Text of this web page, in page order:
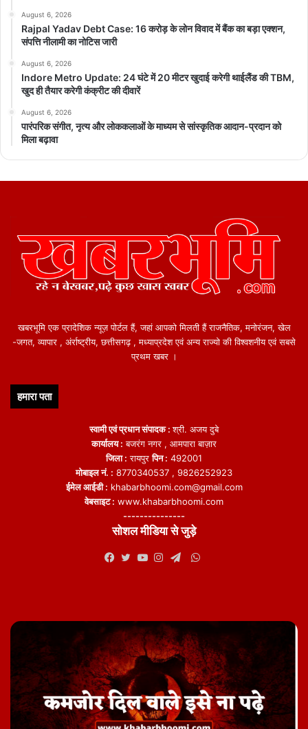
August 6, 2026
Rajpal Yadav Debt Case: 16 करोड़ के लोन विवाद में बैंक का बड़ा एक्शन,
संपत्ति नीलामी का नोटिस जारी
August 6, 2026
Indore Metro Update: 24 घंटे में 20 मीटर खुदाई करेगी थाईलैंड की TBM,
खुद ही तैयार करेगी कंक्रीट की दीवारें
August 6, 2026
पारंपरिक संगीत, नृत्य और लोककलाओं के माध्यम से सांस्कृतिक आदान-प्रदान को
मिला बढ़ावा
खबरभूमि एक प्रादेशिक न्यूज़ पोर्टल हैं, जहां आपको मिलती हैं राजनैतिक, मनोरंजन, खेल
-जगत, व्यापार , अंर्राष्ट्रीय, छत्तीसगढ़ , मध्याप्रदेश एवं अन्य राज्यो की विश्वशनीय एवं सबसे
प्रथम खबर ।
हमारा पता
स्वामी एवं प्रधान संपादक :श्री. अजय दुबे
कार्यालय : बजरंग नगर , आमपारा बाज़ार
जिला : रायपुरपिन : 492001
मोबाइल नं. : 8770340537 , 9826252923
ईमेल आईडी : khabarbhoomi.com@gmail.com
वेबसाइट : www.khabarbhoomi.com
---------------
सोशल मीडिया से जुड़े
WhatsApp